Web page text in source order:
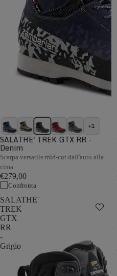
+1
SALATHE' TREK GTX RR -
Denim
Scarpa versatile mid-cut dall'auto alla
cima
€279,00
Confronta
SALATHE'
TREK
GTX
RR
-
Grigio